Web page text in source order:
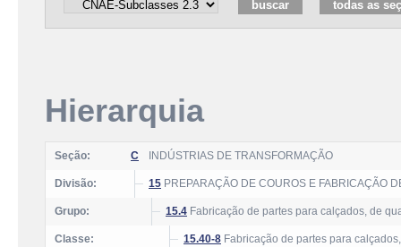
Hierarquia
Seção: C INDÚSTRIAS DE TRANSFORMAÇÃO
Divisão: 15 PREPARAÇÃO DE COUROS E FABRICAÇÃO
Grupo: 15.4 Fabricação de partes para calçados, de
Classe: 15.40-8 Fabricação de partes para